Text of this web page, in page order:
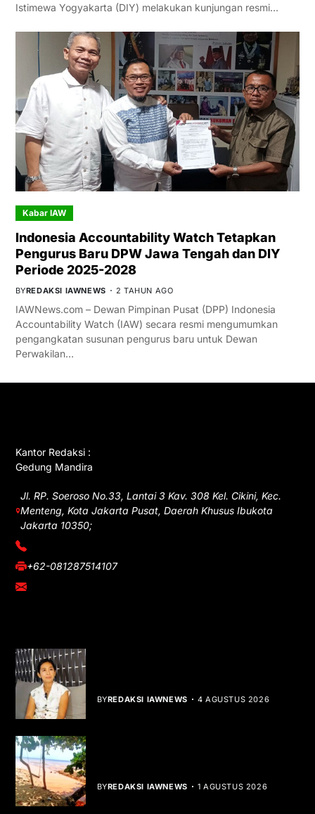
Istimewa Yogyakarta (DIY) melakukan kunjungan resmi…
Kabar IAW
Indonesia Accountability Watch Tetapkan
Pengurus Baru DPW Jawa Tengah dan DIY
Periode 2025-2028
BYREDAKSI IAWNEWS 2 TAHUN AGO
IAWNews.com – Dewan Pimpinan Pusat (DPP) Indonesia
Accountability Watch (IAW) secara resmi mengumumkan
pengangkatan susunan pengurus baru untuk Dewan
Perwakilan…
Kantor Redaksi :
Gedung Mandira
Jl. RP. Soeroso No.33, Lantai 3 Kav. 308 Kel. Cikini, Kec.
Menteng, Kota Jakarta Pusat, Daerah Khusus Ibukota
Jakarta 10350;
(021) 3908026
+62-081287514107
adm@iawnews.com
BYREDAKSI IAWNEWS 4 AGUSTUS 2026
BYREDAKSI IAWNEWS 1 AGUSTUS 2026